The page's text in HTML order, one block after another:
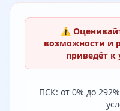
⚠️
возможности и
приведёт к
ПСК: от 0% до